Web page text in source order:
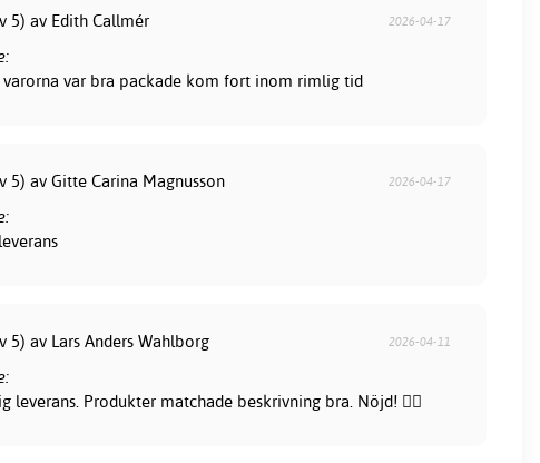
5) av Edith Callmér 2026-04-17
varorna var bra packade kom fort inom rimlig tid
5) av Gitte Carina Magnusson 2026-04-17
5) av Lars Anders Wahlborg 2026-04-11
leverans. Produkter matchade beskrivning bra. Nöjd! 👍🏻